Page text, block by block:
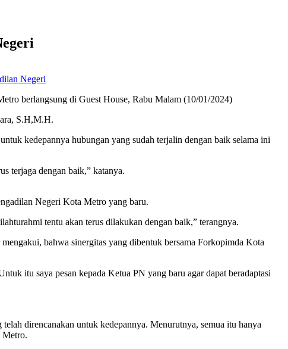
Negeri
berlangsung di Guest House, Rabu Malam (10/01/2024)
S.H,M.H.
kedepannya hubungan yang sudah terjalin dengan baik selama ini
terjaga dengan baik,” katanya.
Negeri Kota Metro yang baru.
tentu akan terus dilakukan dengan baik,” terangnya.
bahwa sinergitas yang dibentuk bersama Forkopimda Kota
itu saya pesan kepada Ketua PN yang baru agar dapat beradaptasi
direncanakan untuk kedepannya. Menurutnya, semua itu hanya
Metro.